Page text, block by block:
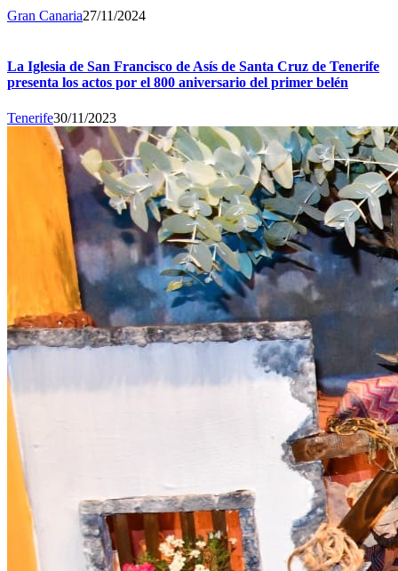
Gran Canaria27/11/2024
La Iglesia de San Francisco de Asís de Santa Cruz de Tenerife
presenta los actos por el 800 aniversario del primer belén
Tenerife30/11/2023